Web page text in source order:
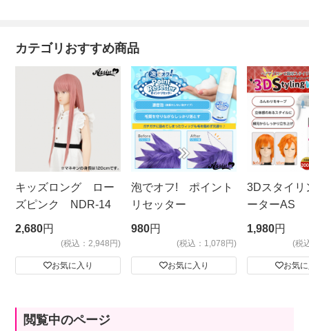
カテゴリおすすめ商品
キッズロング ロー
ズピンク NDR-14
2,680円
(税込：2,948円)
お気に入り
泡でオフ! ポイント
リセッター
980円
(税込：1,078円)
お気に入り
3Dスタイリ
ーターAS
ビッグサイ
1,980円
(税
お気
閲覧中のページ